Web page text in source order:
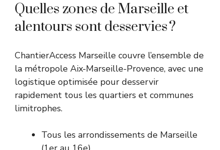
Quelles zones de Marseille et
alentours sont desservies ?
ChantierAccess Marseille couvre l’ensemble de
la métropole Aix-Marseille-Provence, avec une
logistique optimisée pour desservir
rapidement tous les quartiers et communes
limitrophes.
Tous les arrondissements de Marseille